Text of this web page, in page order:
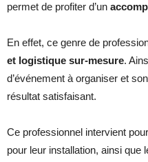
permet de profiter d’un
En effet, ce genre de
et logistique sur-mesure.
d’événement à organiser et
résultat satisfaisant.
Ce professionnel intervient
pour leur installation, ainsi que